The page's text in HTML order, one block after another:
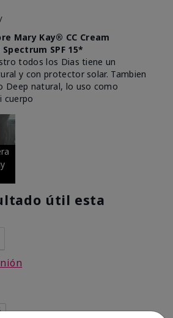
Mary Kay® CC Cream
SPF 15*
todos los Dias tiene un
y con protector solar. Tambien
Deep natural, lo uso como
cuerpo
útil esta